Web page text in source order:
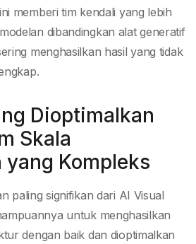
memberi tim kendali yang lebih
dibandingkan alat generatif
menghasilkan hasil yang tidak
Dioptimalkan
Skala
yang Kompleks
paling signifikan dari AI Visual
untuk menghasilkan
dengan baik dan dioptimalkan